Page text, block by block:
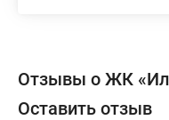
Отзывы о ЖК
Оставить отзыв